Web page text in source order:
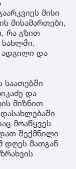
მისი
მისამართები,
რა გზით
ადგილი და
საათებში
და
მიზნით
მოაწყვეს
შექმნილი
დღეს მათგან